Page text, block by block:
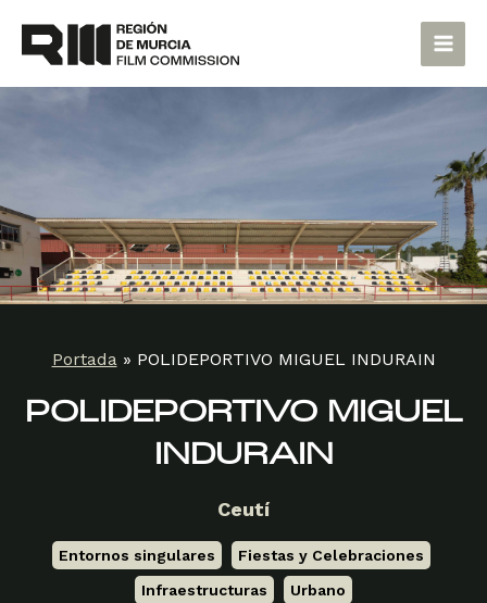
contenido
Main
Portada» POLIDEPORTIVO MIGUEL INDURAIN
POLIDEPORTIVO MIGUEL
INDURAIN
Ceutí
Entornos singulares Fiestas y Celebraciones
Infraestructuras
Urbano